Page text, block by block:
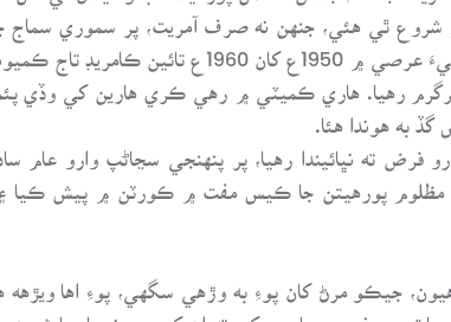
شروع ٿي هئي، جنهن نه صرف آمريت، پر سموري
پيداوار تي قبضو ڪرڻ شروع ڪري ڇڏيو هو.
رهيا. هاري ڪميٽي ۾ رهي ڪري هارين کي وڏي
به هوندا هئا.
ته نڀائيندا رهيا، پر پنهنجي سڃاڻپ وارو عام
مظلوم پورهيتن جا ڪيس مفت ۾ ڪورٽن ۾ پيش ڪيا ۽
جيڪو مرڻ کان پوءِ به وڙهي سگهي، پوءِ اها
ساٿ جي ذريعي جاري رکي ته ان کي جهونجهار يا